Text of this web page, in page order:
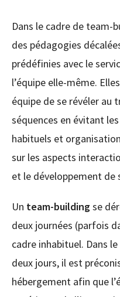
Dans le cadre de team-
des pédagogies
prédéfinies avec le
l’équipe elle-même.
équipe de se révéler au
séquences en évitant
habituels et
sur les aspects
et le développement de
Un team-buildingse
deux journées (parfois
cadre inhabituel. Dans
deux jours, il est
hébergement afin que